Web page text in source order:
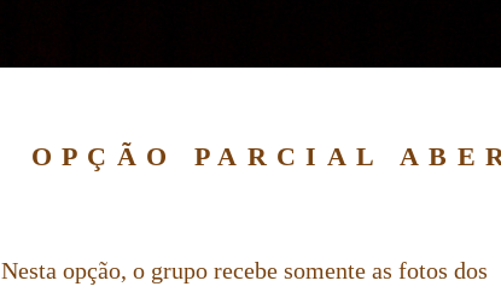
OPÇÃO PARCIAL
Nesta opção, o grupo recebe somente as fotos dos